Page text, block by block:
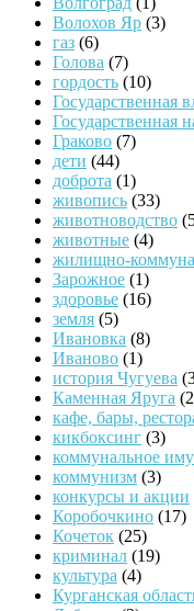
Волохов Яр (3)
газ (6)
Голова (7)
гордость (10)
Государственная
Государственная
Граково (7)
дети (44)
доброта (1)
живопись (33)
животноводство
животные (4)
жилищно-
Зарожное (1)
здоровье (16)
земля (5)
Ивановка (8)
Иваново (1)
история Чугуева
Каменная Яруга
кафе, бары,
кикбоксинг (3)
коммунальное
коммунизм (3)
конкурсы и акции
Коробочкино (17)
Кочеток (25)
криминал (19)
культура (4)
Курганская